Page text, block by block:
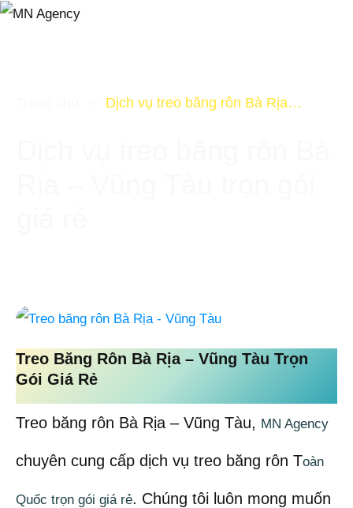
Dịch vụ treo băng rôn Bà Rịa – Vũng Tàu trọn gói giá rẻ
Treo Băng Rôn Bà Rịa – Vũng Tàu Trọn
Gói Giá Rẻ
Treo băng rôn Bà Rịa – Vũng Tàu, MN Agency
chuyên cung cấp dịch vụ treo băng rôn Toàn
Quốc trọn gói giá rẻ. Chúng tôi luôn mong muốn